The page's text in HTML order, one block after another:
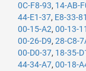
0C-F8-93, 14-AB-
44-E1-37, E8-33-81
00-15-A2, 00-13-11
00-26-D9, 28-C8-
00-D0-37, 18-35-
44-34-A7, 00-18-